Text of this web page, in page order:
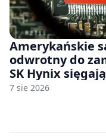
Amerykańskie
odwrotny do
SK Hynix
fabryk chipów
7 sie 2026